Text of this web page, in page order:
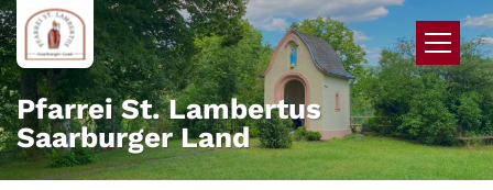
Zum Inhalt springen
Pfarrei St. Lambertus
Saarburger Land